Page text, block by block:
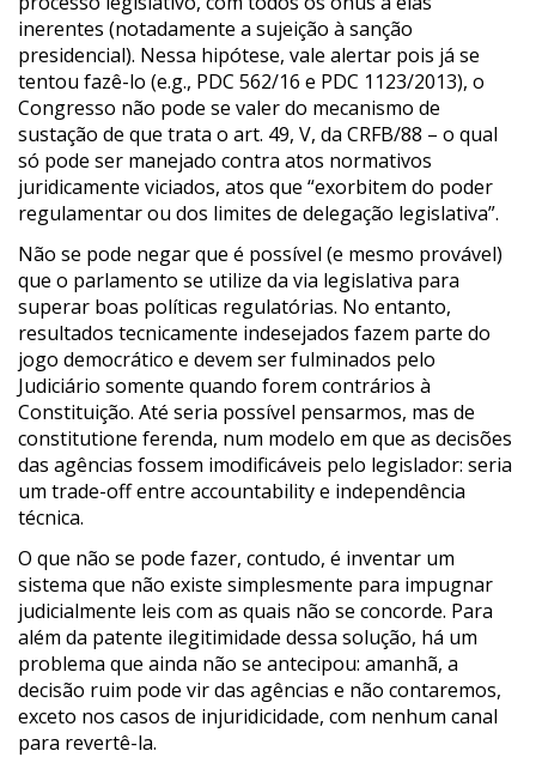
inerentes (notadamente a sujeição à sanção
presidencial). Nessa hipótese, vale alertar pois já se
tentou fazê-lo (e.g., PDC 562/16 e PDC 1123/2013), o
Congresso não pode se valer do mecanismo de
sustação de que trata o art. 49, V, da CRFB/88 – o qual
só pode ser manejado contra atos normativos
juridicamente viciados, atos que “exorbitem do poder
regulamentar ou dos limites de delegação legislativa”.
Não se pode negar que é possível (e mesmo provável)
que o parlamento se utilize da via legislativa para
superar boas políticas regulatórias. No entanto,
resultados tecnicamente indesejados fazem parte do
jogo democrático e devem ser fulminados pelo
Judiciário somente quando forem contrários à
Constituição. Até seria possível pensarmos, mas de
constitutione ferenda, num modelo em que as decisões
das agências fossem imodificáveis pelo legislador: seria
um trade-off entre accountability e independência
técnica.
O que não se pode fazer, contudo, é inventar um
sistema que não existe simplesmente para impugnar
judicialmente leis com as quais não se concorde. Para
além da patente ilegitimidade dessa solução, há um
problema que ainda não se antecipou: amanhã, a
decisão ruim pode vir das agências e não contaremos,
exceto nos casos de injuridicidade, com nenhum canal
para revertê-la.